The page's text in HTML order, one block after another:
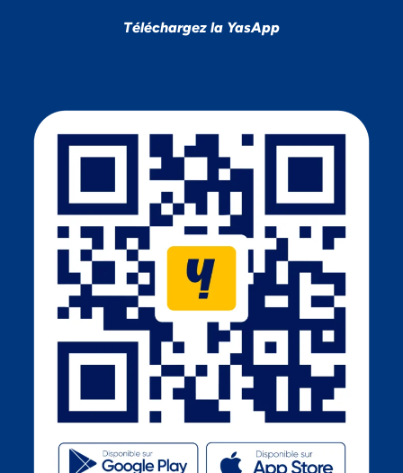
Téléchargez la YasApp